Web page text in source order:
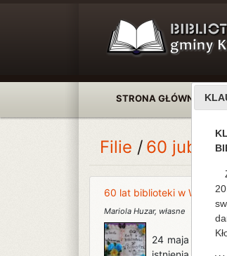
STRONA GŁÓWNA
Filie 60
60 lat biblioteki w
Mariola Huzar, własne
24 maja 2017